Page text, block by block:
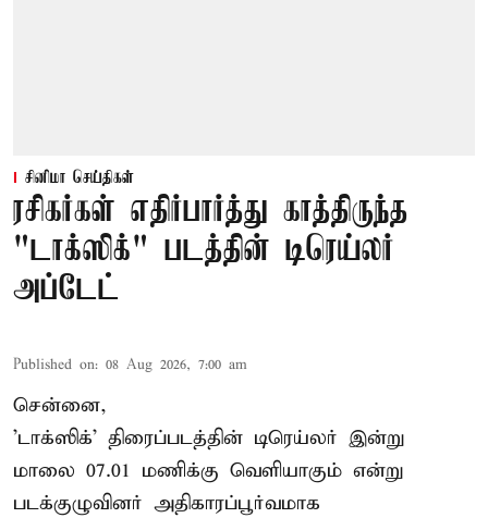
சினிமா செய்திகள்
ரசிகர்கள் எதிர்பார்த்து காத்திருந்த
"டாக்ஸிக்" படத்தின் டிரெய்லர்
அப்டேட்
Published on: 08 Aug 2026, 7:00 am
சென்னை,
'டாக்ஸிக்' திரைப்படத்தின் டிரெய்லர் இன்று
மாலை 07.01 மணிக்கு வெளியாகும் என்று
படக்குழுவினர் அதிகாரப்பூர்வமாக